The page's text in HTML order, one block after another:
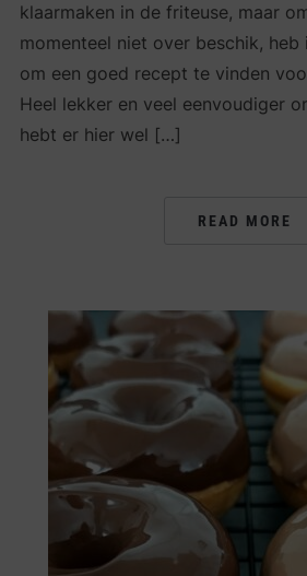
klaarmaken in de friteuse, maar
momenteel niet over beschik,
om een goed recept te vinden
Heel lekker en veel eenvoudiger
hebt er hier wel […]
READ MORE